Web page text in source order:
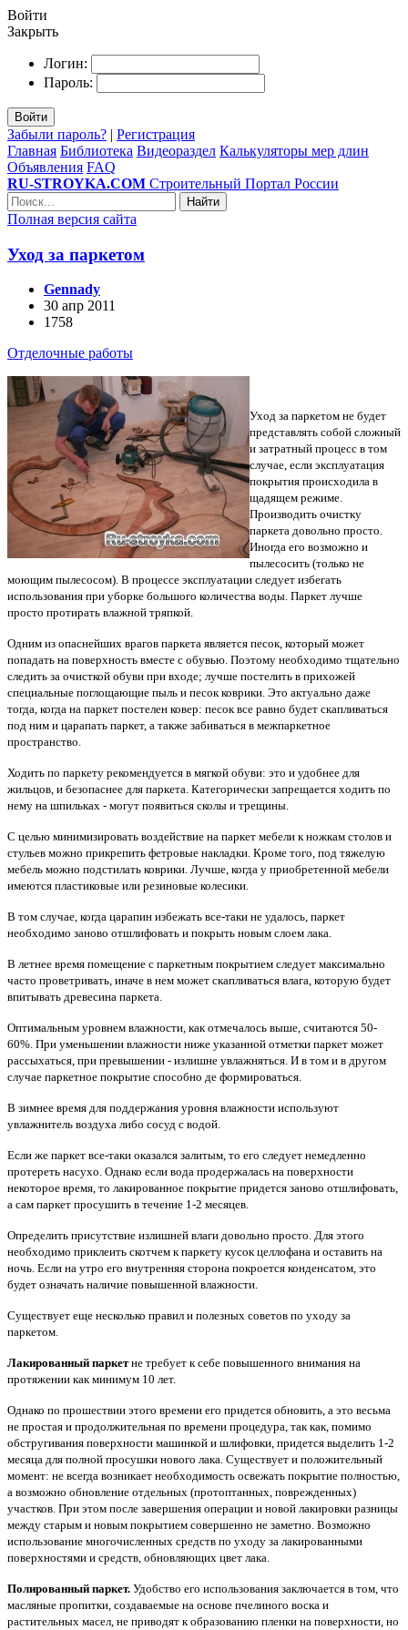
Войти
Закрыть
Логин:
Пароль:
Войти
Забыли пароль? | Регистрация
Главная Библиотека Видеораздел Калькуляторы мер длин
Объявления FAQ
RU-STROYKA.COM Строительный Портал России
Найти
Полная версия сайта
Уход за паркетом
Gennady
30 апр 2011
1758
Отделочные работы
Уход за паркетом не будет
представлять собой сложный
и затратный процесс в том
случае, если эксплуатация
покрытия происходила в
щадящем режиме.
Производить очистку
паркета довольно просто.
Иногда его возможно и
пылесосить (только не
моющим пылесо­сом). В процессе эксплуатации следует избегать
использования при уборке большого коли­чества воды. Паркет лучше
просто протирать влажной тряпкой.
Одним из опаснейших врагов паркета является песок, который может
попадать на поверхность вместе с обувью. Поэтому необходимо тщательно
следить за очисткой обуви при входе; лучше постелить в прихожей
специальные поглощающие пыль и песок коврики. Это актуально даже
тогда, когда на паркет постелен ковер: песок все равно будет скапли­ваться
под ним и царапать паркет, а также забиваться в межпаркетное
пространство.
Ходить по паркету рекомендуется в мягкой обуви: это и удобнее для
жильцов, и без­опаснее для паркета. Категорически запрещается ходить по
нему на шпильках - могут появиться сколы и трещины.
С целью минимизировать воздействие на паркет мебели к ножкам столов и
стульев можно прикрепить фетровые накладки. Кроме того, под тяжелую
мебель можно подстилать коврики. Лучше, когда у приобретенной мебели
имеются пластиковые или резиновые коле­сики.
В том случае, когда царапин избежать все-таки не удалось, паркет
необходимо заново отшлифовать и покрыть новым слоем лака.
В летнее время помещение с паркетным покрытием следует максимально
часто прове­тривать, иначе в нем может скапливаться влага, которую будет
впитывать древесина паркета.
Оптимальным уровнем влажности, как отмечалось выше, считаются 50-
60%. При уменьшении влажности ниже указанной отметки паркет может
рассыхаться, при превыше­нии - излишне увлажняться. И в том и в другом
случае паркетное покрытие способно де формироваться.
В зимнее время для поддержания уровня влажности используют
увлажнитель воздуха либо сосуд с водой.
Если же паркет все-таки оказался залитым, то его следует немедленно
протереть насухо. Однако если вода продержалась на поверхности
некоторое время, то лакированное покрытие придется заново отшлифовать,
а сам паркет просушить в течение 1-2 месяцев.
Определить присутствие излишней влаги довольно просто. Для этого
необходимо приклеить скотчем к паркету кусок целлофана и оставить на
ночь. Если на утро его внутренняя сторона покроется конденсатом, это
будет означать наличие повышенной влажности.
Существует еще несколько правил и полезных советов по уходу за
паркетом.
Лакированный паркетне требует к себе повышенного внимания на
протяжении как минимум 10 лет.
Однако по прошествии этого времени его придется обновить, а это весьма
не про­стая и продолжительная по времени процедура, так как, помимо
обстругивания поверхно­сти машинкой и шлифовки, придется выделить 1-2
месяца для полной просушки нового лака. Существует и положительный
момент: не всегда возникает необходимость освежать покрытие полностью,
а возможно обновление отдельных (протоптанных, поврежденных)
участков. При этом после завершения операции и новой лакировки разницы
между ста­рым и новым покрытием совершенно не заметно. Возможно
использование многочислен­ных средств по уходу за лакированными
поверхностями и средств, обновляющих цвет лака.
Полированный паркет. Удобство его использования заключается в том, что
масля­ные пропитки, создаваемые на основе пчелиного воска и
растительных масел, не приводят к образованию пленки на поверхности, но